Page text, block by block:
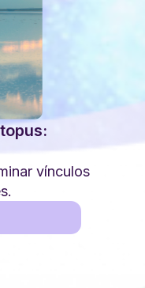
vínculos